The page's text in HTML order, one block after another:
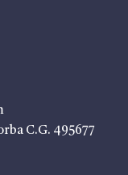
C.G. 495677